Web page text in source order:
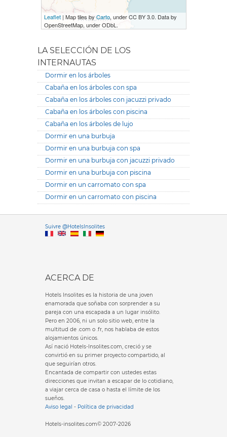
Leaflet| Map tiles byCarto, under CC BY 3.0. Data by
OpenStreetMap, under ODbL.
LA SELECCIÓN DE LOS
INTERNAUTAS
Dormir en los árboles
Cabaña en los árboles con spa
Cabaña en los árboles con jacuzzi privado
Cabaña en los árboles con piscina
Cabaña en los árboles de lujo
Dormir en una burbuja
Dormir en una burbuja con spa
Dormir en una burbuja con jacuzzi privado
Dormir en una burbuja con piscina
Dormir en un carromato con spa
Dormir en un carromato con piscina
Suivre @HotelsInsolitesVersione
ACERCA DE
Hotels Insolites es la historia de una joven
enamorada que soñaba con sorprender a su
pareja con una escapada a un lugar insólito.
Pero en 2006, ni un solo sitio web, entre la
multitud de .com o .fr, nos hablaba de estos
alojamientos únicos.
Así nació Hotels-Insolites.com, creció y se
convirtió en su primer proyecto compartido, al
que seguirían otros.
Encantada de compartir con ustedes estas
direcciones que invitan a escapar de lo cotidiano,
a viajar cerca de casa o hasta el límite de los
sueños.
Aviso legal - Política de privacidad
Hotels-insolites.com© 2007-2026